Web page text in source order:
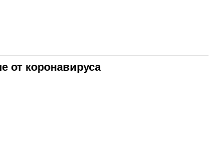
от коронавируса